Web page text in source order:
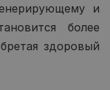
и
более
здоровый